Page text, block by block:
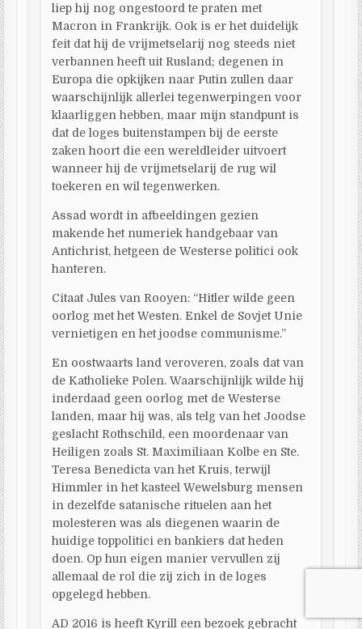
liep hij nog ongestoord te praten met
Macron in Frankrijk. Ook is er het duidelijk
feit dat hij de vrijmetselarij nog steeds niet
verbannen heeft uit Rusland; degenen in
Europa die opkijken naar Putin zullen daar
waarschijnlijk allerlei tegenwerpingen voor
klaarliggen hebben, maar mijn standpunt is
dat de loges buitenstampen bij de eerste
zaken hoort die een wereldleider uitvoert
wanneer hij de vrijmetselarij de rug wil
toekeren en wil tegenwerken.
Assad wordt in afbeeldingen gezien
makende het numeriek handgebaar van
Antichrist, hetgeen de Westerse politici ook
hanteren.
Citaat Jules van Rooyen: “Hitler wilde geen
oorlog met het Westen. Enkel de Sovjet Unie
vernietigen en het joodse communisme.”
En oostwaarts land veroveren, zoals dat van
de Katholieke Polen. Waarschijnlijk wilde hij
inderdaad geen oorlog met de Westerse
landen, maar hij was, als telg van het Joodse
geslacht Rothschild, een moordenaar van
Heiligen zoals St. Maximiliaan Kolbe en Ste.
Teresa Benedicta van het Kruis, terwijl
Himmler in het kasteel Wewelsburg mensen
in dezelfde satanische rituelen aan het
molesteren was als diegenen waarin de
huidige toppolitici en bankiers dat heden
doen. Op hun eigen manier vervullen zij
allemaal de rol die zij zich in de loges
opgelegd hebben.
AD 2016 is heeft Kyrill een bezoek gebracht